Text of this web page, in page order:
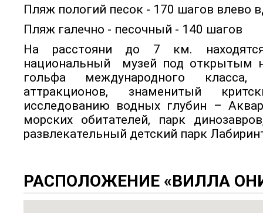
Пляж пологий песок - 170 шагов влево
Пляж галечно - песочный - 140 шагов
На расстояни до 7 км.
национальный музей под открытым
гольфа международного
аттракционов, знаменитый
исследованию водных глубин –
морских обитателей, парк
развлекательный детский парк
РАСПОЛОЖЕНИЕ «ВИЛЛА